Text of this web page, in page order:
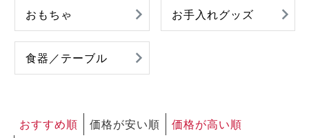
ログイン person 新規会員登録
おもちゃ お手入れグッズ
食器／テーブル
おすすめ順 価格が安い順
価格が高い順